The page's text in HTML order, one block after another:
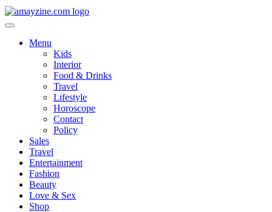
Menu
Kids
Interior
Food & Drinks
Travel
Lifestyle
Horoscope
Contact
Policy
Sales
Travel
Entertainment
Fashion
Beauty
Love & Sex
Shop